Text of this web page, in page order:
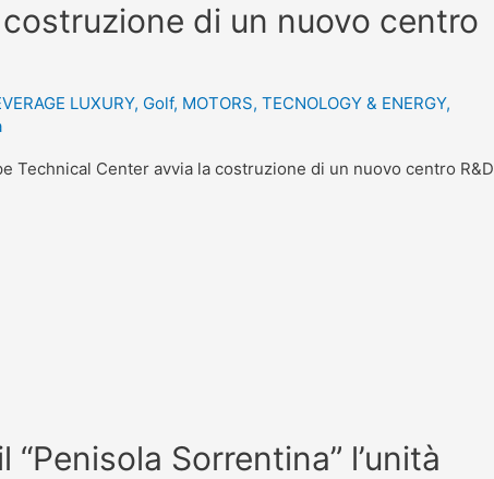
di un nuovo centro
LUXURY, Golf, MOTORS, TECNOLOGY & ENERGY,
Technical Center avvia la costruzione di un nuovo centro R&D
Sorrentina” l’unità